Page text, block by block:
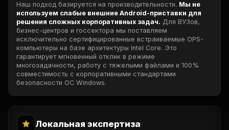
Наш подход базируется на производительности. Мы не
используем слабые внешние Android-приставки для
решения сложных корпоративных задач. Для ВУЗов,
бизнес-центров и госсектора мы поставляем
исключительно сертифицированные встраиваемые OPS-
компьютеры на базе архитектуры Intel Core. Это
гарантирует мгновенный отклик в режиме
многозадачности, работу с тяжелыми файлами и 100%
совместимость с корпоративными стандартами
безопасности ОС Windows.
Локальная экспертиза